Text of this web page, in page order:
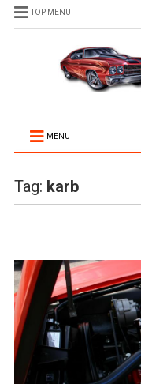
TOP MENU
MENU
Tag: karb